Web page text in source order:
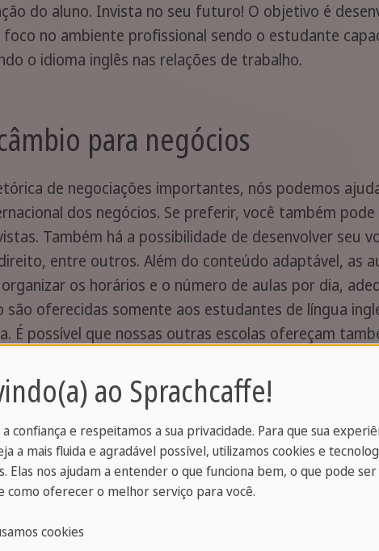
do aluno. Invista no seu futuro! O objetivo é
no ambiente profissional sendo o estudante
o idioma inglês nas relações de trabalho.
para negócios
de negociações importantes, nós podemos
dos negócios. Se preferir, você também
Também há a possibilidade de desenvolver seu
entre outros. Além do conteúdo adaptável, as
os horários e o número de aulas por dia,
são oferecidas somente aos estudantes de língua
É possível que nossas outras escolas ofereçam
há garantia de abertura turma, visto que as
ocurso será de 30 aulas semanais, sendo 20
. Em geral, nessas 10 aulas as turmas são
as necessidades do grupo.
ao Sprachcaffe!
confiança e respeitamos a sua privacidade. Para que sua
a mais fluida e agradável possível, utilizamos cookies e
Elas nos ajudam a entender o que funciona bem, o que pode ser
como oferecer o melhor serviço para você.
cookies